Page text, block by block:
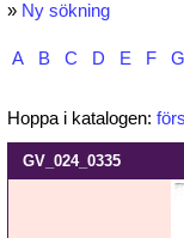
» Ny sökning
A B C D E F G
Hoppa i katalogen:
GV_024_0335